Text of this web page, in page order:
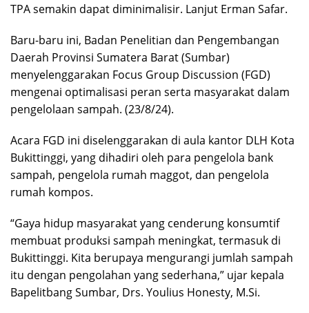
TPA semakin dapat diminimalisir. Lanjut Erman Safar.
Baru-baru ini, Badan Penelitian dan Pengembangan
Daerah Provinsi Sumatera Barat (Sumbar)
menyelenggarakan Focus Group Discussion (FGD)
mengenai optimalisasi peran serta masyarakat dalam
pengelolaan sampah. (23/8/24).
Acara FGD ini diselenggarakan di aula kantor DLH Kota
Bukittinggi, yang dihadiri oleh para pengelola bank
sampah, pengelola rumah maggot, dan pengelola
rumah kompos.
“Gaya hidup masyarakat yang cenderung konsumtif
membuat produksi sampah meningkat, termasuk di
Bukittinggi. Kita berupaya mengurangi jumlah sampah
itu dengan pengolahan yang sederhana,” ujar kepala
Bapelitbang Sumbar, Drs. Youlius Honesty, M.Si.